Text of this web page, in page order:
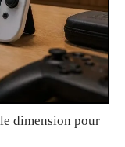
dimension pour